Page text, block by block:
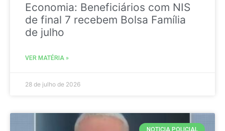
Economia: Beneficiários com NIS
de final 7 recebem Bolsa Família
de julho
VER MATÉRIA »
28 de julho de 2026
NOTICIA POLICIAL